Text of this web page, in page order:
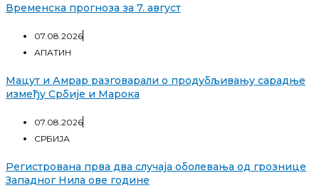
Временска прогноза за 7. август
07.08.2026
АПАТИН
Мацут и Амрар разговарали о продубљивању сарадње
између Србије и Марока
07.08.2026
СРБИЈА
Регистрована прва два случаја оболевања од грознице
Западног Нила ове године